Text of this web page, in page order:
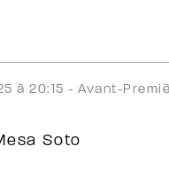
à 20:15 -Avant-
Soto